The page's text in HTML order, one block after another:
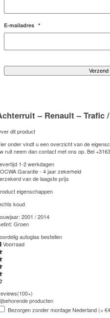
E-mailadres *
– Renault – Trafic
dit product
onder vindt u een overzicht van de
ruit neem dan contact met ons op. Bel
1-2 werkdagen
Garantie - 4 jaar zekerheid
van de laagste prijs
eigenschappen
koud
2001 / 2014
Groen
autoglas bestellen
Voorraad
producten
Bezorgen zonder montage Nederland (+